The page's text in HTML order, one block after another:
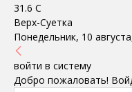
31.6 C
Верх-Суетка
Понедельник, 10
войти в систему
Добро пожаловать!